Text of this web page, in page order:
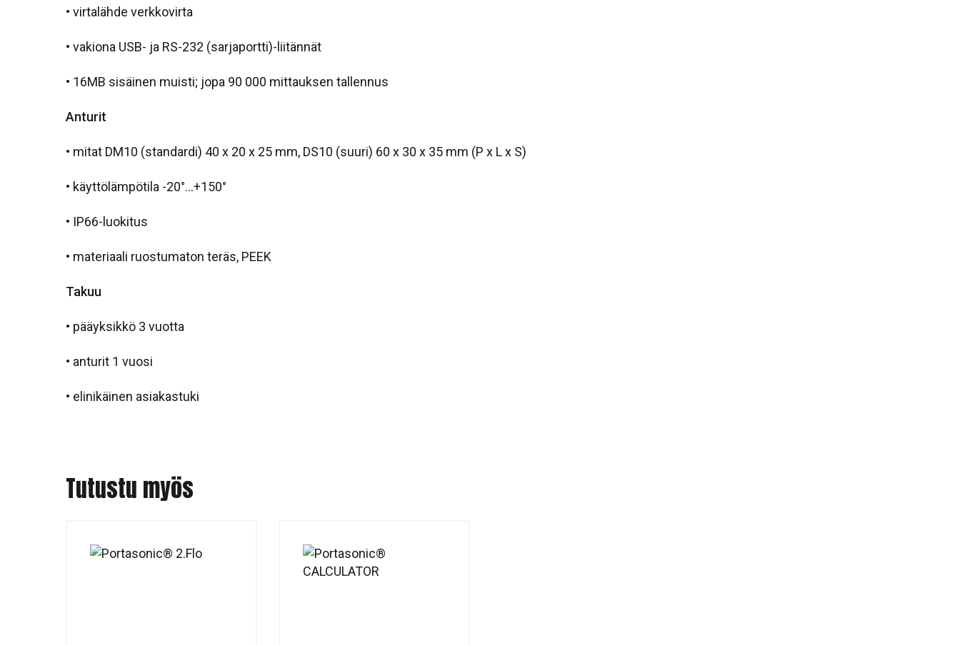
• virtalähde verkkovirta
• vakiona USB- ja RS-232 (sarjaportti)-liitännät
• 16MB sisäinen muisti; jopa 90 000 mittauksen tallennus
Anturit
• mitat DM10 (standardi) 40 x 20 x 25 mm, DS10 (suuri) 60 x 30 x 35 mm (P x L x S)
• käyttölämpötila -20°…+150°
• IP66-luokitus
• materiaali ruostumaton teräs, PEEK
Takuu
• pääyksikkö 3 vuotta
• anturit 1 vuosi
• elinikäinen asiakastuki
Tutustu myös